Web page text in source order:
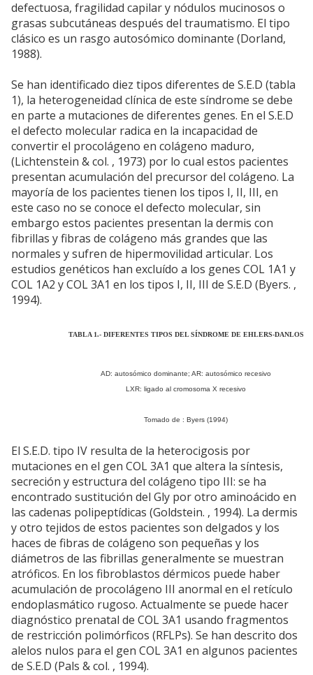
defectuosa, fragilidad capilar y nódulos mucinosos o
grasas subcutáneas después del traumatismo. El tipo
clásico es un rasgo autosómico dominante (Dorland,
1988).
Se han identificado diez tipos diferentes de S.E.D (tabla
1), la heterogeneidad clínica de este síndrome se debe
en parte a mutaciones de diferentes genes. En el S.E.D
el defecto molecular radica en la incapacidad de
convertir el procolágeno en colágeno maduro,
(Lichtenstein & col. , 1973) por lo cual estos pacientes
presentan acumulación del precursor del colágeno. La
mayoría de los pacientes tienen los tipos I, II, III, en
este caso no se conoce el defecto molecular, sin
embargo estos pacientes presentan la dermis con
fibrillas y fibras de colágeno más grandes que las
normales y sufren de hipermovilidad articular. Los
estudios genéticos han excluído a los genes COL 1A1 y
COL 1A2 y COL 3A1 en los tipos I, II, III de S.E.D (Byers. ,
1994).
TABLA 1.- DIFERENTES TIPOS DEL SÍNDROME DE EHLERS-DANLOS
AD: autosómico dominante; AR: autosómico recesivo
LXR: ligado al cromosoma X recesivo
Tomado de : Byers (1994)
El S.E.D. tipo IV resulta de la heterocigosis por
mutaciones en el gen COL 3A1 que altera la síntesis,
secreción y estructura del colágeno tipo III: se ha
encontrado sustitución del Gly por otro aminoácido en
las cadenas polipeptídicas (Goldstein. , 1994). La dermis
y otro tejidos de estos pacientes son delgados y los
haces de fibras de colágeno son pequeñas y los
diámetros de las fibrillas generalmente se muestran
atróficos. En los fibroblastos dérmicos puede haber
acumulación de procolágeno III anormal en el retículo
endoplasmático rugoso. Actualmente se puede hacer
diagnóstico prenatal de COL 3A1 usando fragmentos
de restricción polimórficos (RFLPs). Se han descrito dos
alelos nulos para el gen COL 3A1 en algunos pacientes
de S.E.D (Pals & col. , 1994).